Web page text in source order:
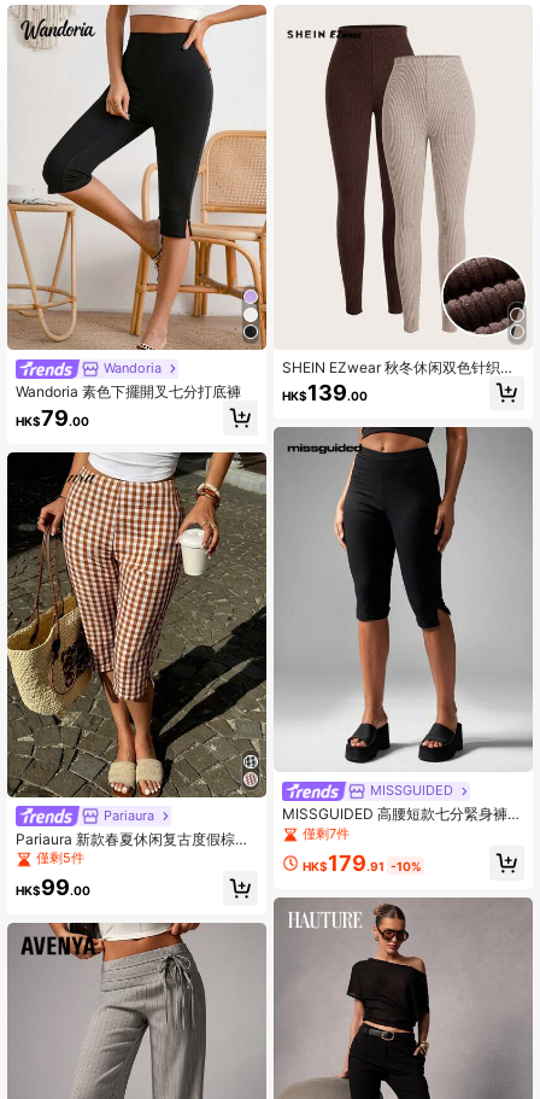
Wandoria
Wandoria 素色下擺開叉七分打底褲
HK$79.00
Pariaura
Pariaura 新款春夏休闲复古度假棕色
格子七点修身长裤，女士度假休闲
裤，夏季休闲裤，格子裤，野餐裤，
女士方格裤
僅剩5件
HK$99.00
SHEIN EZwear 秋冬休闲双色针织紧
身打底裤
HK$139.00
MISSGUIDED
MISSGUIDED 高腰短款七分緊身褲
側開衩設計 壓縮運動跑步瑜珈健身機
能褲 吸濕排汗 四向彈性
僅剩7件
HK$179.91 -10%